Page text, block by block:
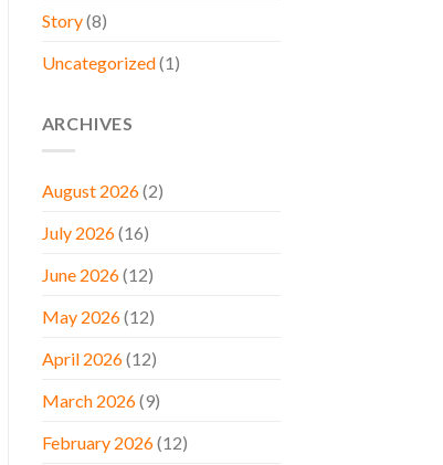
Story(8)
Uncategorized(1)
ARCHIVES
August 2026(2)
July 2026(16)
June 2026(12)
May 2026(12)
April 2026(12)
March 2026(9)
February 2026(12)